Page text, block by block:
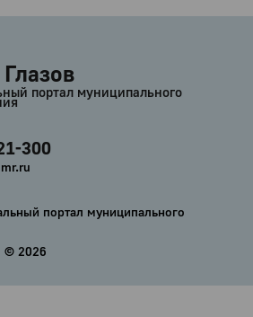
портал муниципального
300
портал муниципального
© 2026